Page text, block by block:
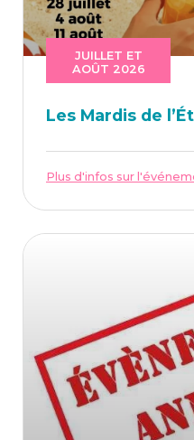
JUILLET ET
AOÛT 2026
Les Mar­dis de
Plus d'infos sur